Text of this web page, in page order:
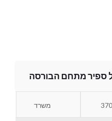
ספיר מתחם הבורסה
370 משרד